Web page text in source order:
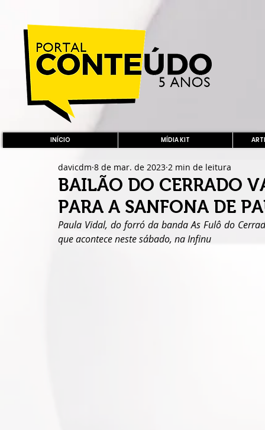
INÍCIO MÍDIA KIT
BAILÃO DO CERRADO
PARA A SANFONA DE
davicdm 8 de mar. de 2023 2 min de leitura
Paula Vidal, do forró da banda As Fulô do
que acontece neste sábado, na Infinu